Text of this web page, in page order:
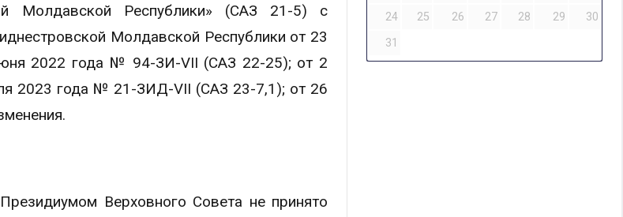
Молдавской Республики» (САЗ 21-5) c
Молдавской Республики от 23
2022 года № 94-ЗИ-VII (САЗ 22-25); от 2
2023 года № 21-ЗИД-VII (САЗ 23-7,1); от 26
Верховного Совета не принято
24
25 26 27 28 29
30
31